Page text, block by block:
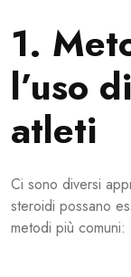
1.
l’uso
atleti
Ci sono diversi
steroidi possano
metodi più comuni: